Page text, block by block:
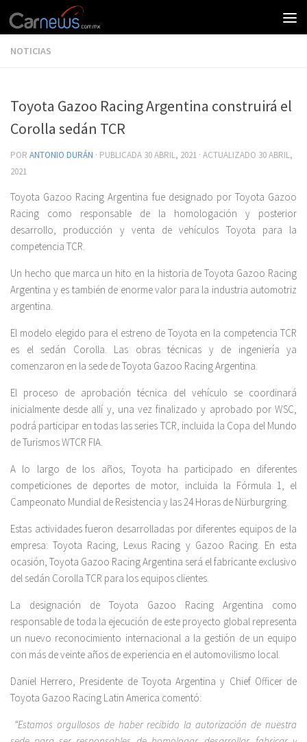
NOTICIAS
Toyota Gazoo Racing Argentina construirá el
Corolla sedán TCR
POR ANTONIO DURÁN · PUBLICADA 30 ABRIL, 2021 · ACTUALIZADO 30 ABRIL,
2021
Toyota Gazoo Racing Argentina fue designado por Toyota Gazoo
Racing como responsable de la homologación y posterior
desarrollo, producción y venta de vehículos Toyota para la
competencia TCR.
Un hecho que marca un hito en la historia de Toyota Gazoo Racing
Argentina y es también de enorme valor para la industria automotriz
argentina.
El modelo elegido para el estreno de Toyota en la competencia TCR
es el sedán Corolla. Las obras técnicas y de ingeniería ya
comenzaron en la sede de Toyota Gazoo Racing Argentina.
El proceso de aprobación técnica del vehículo se coordinará
inicialmente desde allí y, una vez finalizado y aprobado por WSC,
podrá participar en todas las series TCR, incluida la Copa del Mundo
de Turismos WTCR FIA.
A lo largo de los años, Toyota ha participado en diferentes
competiciones de deportes de motor, incluida la Fórmula 1, el
Campeonato Mundial de Resistencia y las 24 Horas de Nürburgring.
Estas actividades fueron desarrolladas por diferentes equipos de la
empresa: Toyota Racing, Lexus Racing y Gazoo Racing. En esta
ocasión, Toyota Gazoo Racing Argentina será el fabricante exclusivo
del sedán Corolla TCR para los equipos clientes.
La designación de Toyota Gazoo Racing Argentina como
responsable de toda la ejecución de este proyecto global representa
un nuevo reconocimiento internacional a la gestión de un equipo
con más de veinte años de experiencia en el automovilismo local.
Daniel Herrero, Presidente de Toyota Argentina y Chief Officer de
Toyota Gazoo Racing Latin America comentó:
“Estamos orgullosos de haber recibido la autorización de nuestra